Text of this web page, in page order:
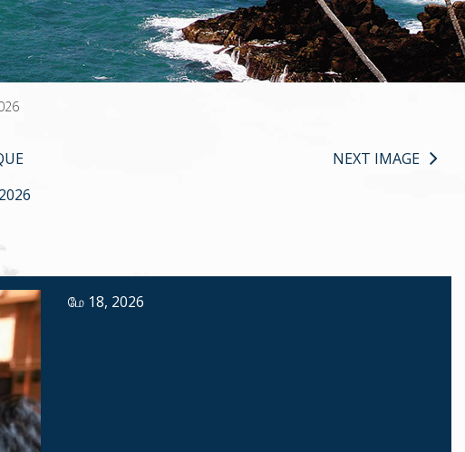
NEXT IMAGE
மே 18, 2026